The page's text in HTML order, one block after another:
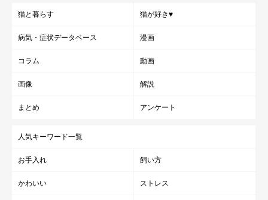
猫と暮らす 猫が好き♥
病気・症状データベース 漫画
コラム 動画
画像 解説
まとめ アンケート
人気キーワード一覧
お手入れ 飼い方
かわいい ストレス